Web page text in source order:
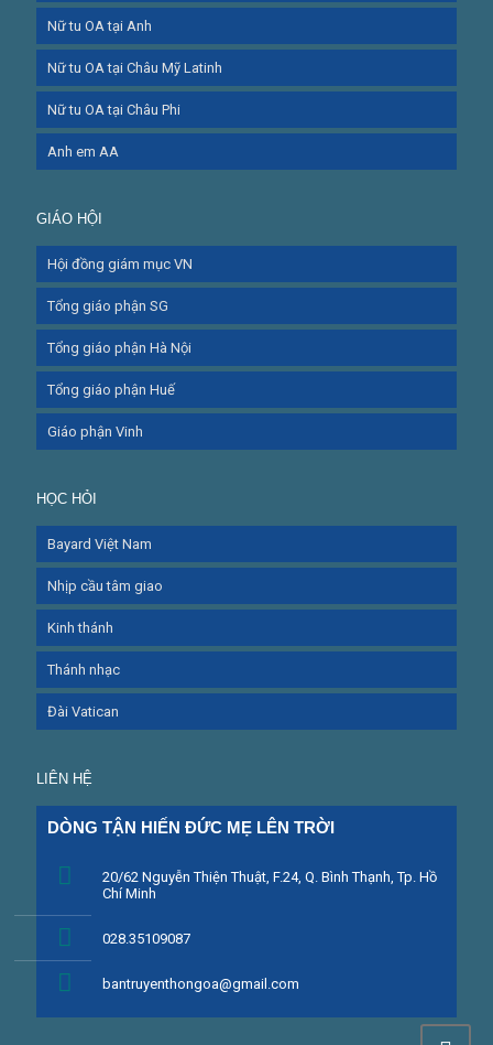
Nữ tu OA tại Anh
Nữ tu OA tại Châu Mỹ Latinh
Nữ tu OA tại Châu Phi
Anh em AA
GIÁO HỘI
Hội đồng giám mục VN
Tổng giáo phận SG
Tổng giáo phận Hà Nội
Tổng giáo phận Huế
Giáo phận Vinh
HỌC HỎI
Bayard Việt Nam
Nhịp cầu tâm giao
Kinh thánh
Thánh nhạc
Đài Vatican
LIÊN HỆ
DÒNG TẬN HIẾN ĐỨC MẸ LÊN TRỜI
20/62 Nguyễn Thiện Thuật, F.24, Q. Bình Thạnh, Tp. Hồ
Chí Minh
028.35109087
bantruyenthongoa@gmail.com